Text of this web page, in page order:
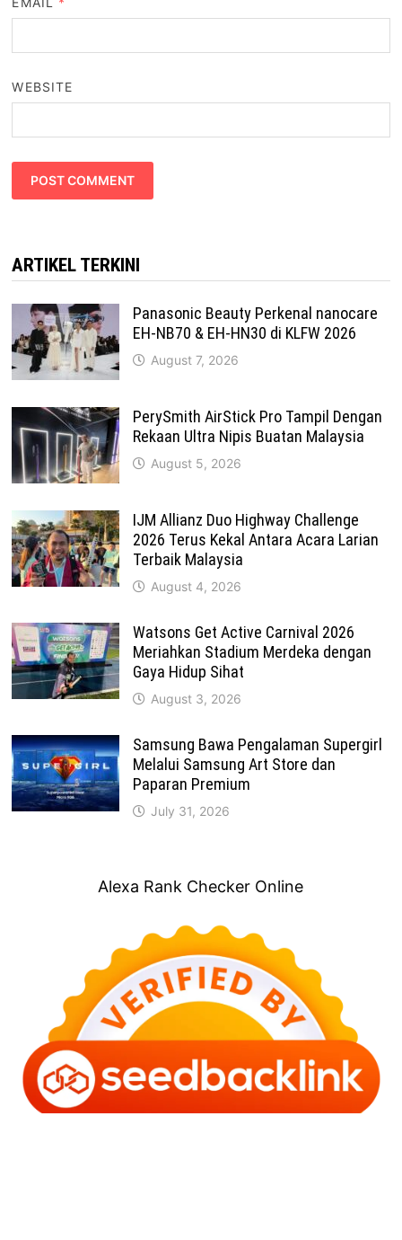
WEBSITE
ARTIKEL TERKINI
Panasonic Beauty Perkenal nanocare
EH-NB70 & EH-HN30 di KLFW 2026
August 7, 2026
PerySmith AirStick Pro Tampil Dengan
Rekaan Ultra Nipis Buatan Malaysia
August 5, 2026
IJM Allianz Duo Highway Challenge
2026 Terus Kekal Antara Acara Larian
Terbaik Malaysia
August 4, 2026
Watsons Get Active Carnival 2026
Meriahkan Stadium Merdeka dengan
Gaya Hidup Sihat
August 3, 2026
Samsung Bawa Pengalaman Supergirl
Melalui Samsung Art Store dan
Paparan Premium
July 31, 2026
Alexa Rank Checker Online